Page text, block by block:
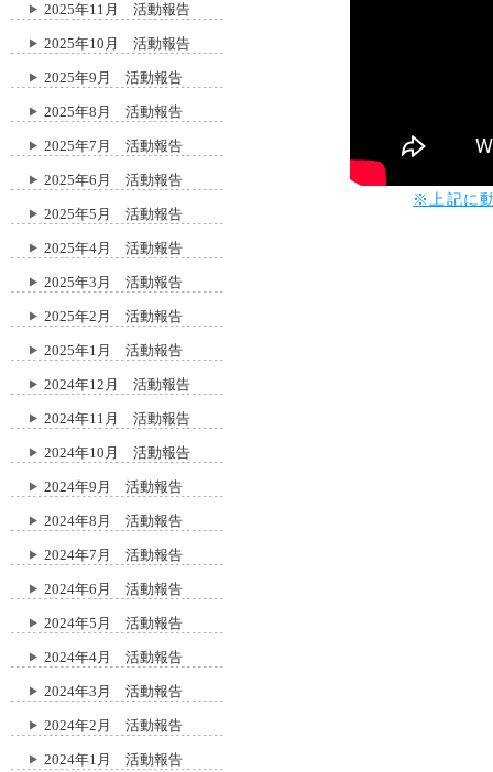
2025年11月 活動報告
2025年10月 活動報告
2025年9月 活動報告
2025年8月 活動報告
2025年7月 活動報告
2025年6月 活動報告
2025年5月 活動報告
2025年4月 活動報告
2025年3月 活動報告
2025年2月 活動報告
2025年1月 活動報告
2024年12月 活動報告
2024年11月 活動報告
2024年10月 活動報告
2024年9月 活動報告
2024年8月 活動報告
2024年7月 活動報告
2024年6月 活動報告
2024年5月 活動報告
2024年4月 活動報告
2024年3月 活動報告
2024年2月 活動報告
2024年1月 活動報告
※上記に